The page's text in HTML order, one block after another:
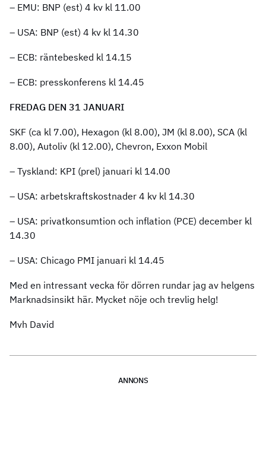
– EMU: BNP (est) 4 kv kl 11.00
– USA: BNP (est) 4 kv kl 14.30
– ECB: räntebesked kl 14.15
– ECB: presskonferens kl 14.45
FREDAG DEN 31 JANUARI
SKF (ca kl 7.00), Hexagon (kl 8.00), JM (kl 8.00), SCA (kl
8.00), Autoliv (kl 12.00), Chevron, Exxon Mobil
– Tyskland: KPI (prel) januari kl 14.00
– USA: arbetskraftskostnader 4 kv kl 14.30
– USA: privatkonsumtion och inflation (PCE) december kl
14.30
– USA: Chicago PMI januari kl 14.45
Med en intressant vecka för dörren rundar jag av helgens
Marknadsinsikt här. Mycket nöje och trevlig helg!
Mvh David
ANNONS